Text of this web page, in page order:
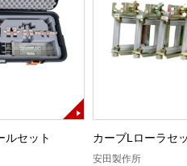
ルセット カーブLローラセ
安田製作所